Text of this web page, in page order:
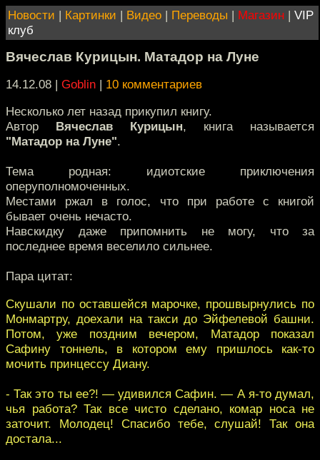
Новости | Картинки | Видео | Переводы | Магазин | VIP
клуб
Вячеслав Курицын. Матадор на Луне
14.12.08 | Goblin | 10 комментариев
Несколько лет назад прикупил книгу.
Автор Вячеслав Курицын, книга называется
"Матадор на Луне".
Тема родная: идиотские приключения
оперуполномоченных.
Местами ржал в голос, что при работе с книгой
бывает очень нечасто.
Навскидку даже припомнить не могу, что за
последнее время веселило сильнее.
Пара цитат:
Скушали по оставшейся марочке, прошвырнулись по
Монмартру, доехали на такси до Эйфелевой башни.
Потом, уже поздним вечером, Матадор показал
Сафину тоннель, в котором ему пришлось как-то
мочить принцессу Диану.
- Так это ты ее?! — удивился Сафин. — А я-то думал,
чья работа? Так все чисто сделано, комар носа не
заточит. Молодец! Спасибо тебе, слушай! Так она
достала...